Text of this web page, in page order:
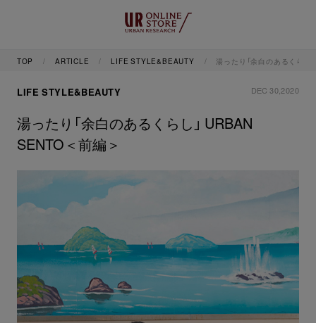
TOP ARTICLE LIFE STYLE&BEAUTY 湯ったり「余白のあるくら
LIFE STYLE&BEAUTY DEC 30,2020
湯ったり「余白のあるくらし」 URBAN
SENTO＜前編＞